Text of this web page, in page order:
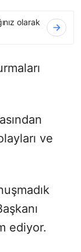
olarak
ve
ediyor.